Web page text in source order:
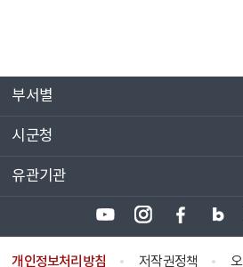
부서별
시군청
유관기관
개인정보처리방침 저작권정책